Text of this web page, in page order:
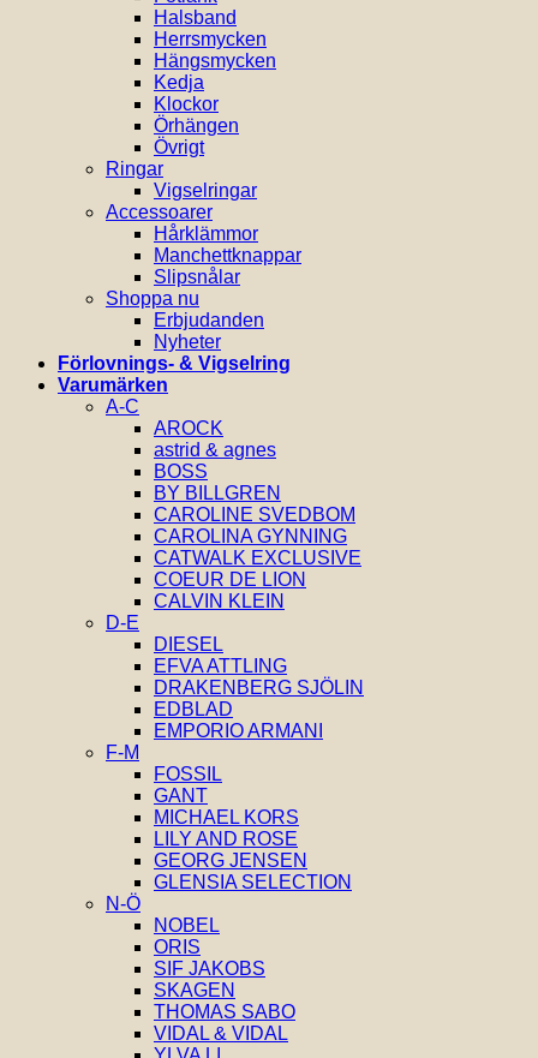
Halsband
Herrsmycken
Hängsmycken
Kedja
Klockor
Örhängen
Övrigt
Ringar
Vigselringar
Accessoarer
Hårklämmor
Manchettknappar
Slipsnålar
Shoppa nu
Erbjudanden
Nyheter
Förlovnings- & Vigselring
Varumärken
A-C
AROCK
astrid & agnes
BOSS
BY BILLGREN
CAROLINE SVEDBOM
CAROLINA GYNNING
CATWALK EXCLUSIVE
COEUR DE LION
CALVIN KLEIN
D-E
DIESEL
EFVA ATTLING
DRAKENBERG SJÖLIN
EDBLAD
EMPORIO ARMANI
F-M
FOSSIL
GANT
MICHAEL KORS
LILY AND ROSE
GEORG JENSEN
GLENSIA SELECTION
N-Ö
NOBEL
ORIS
SIF JAKOBS
SKAGEN
THOMAS SABO
VIDAL & VIDAL